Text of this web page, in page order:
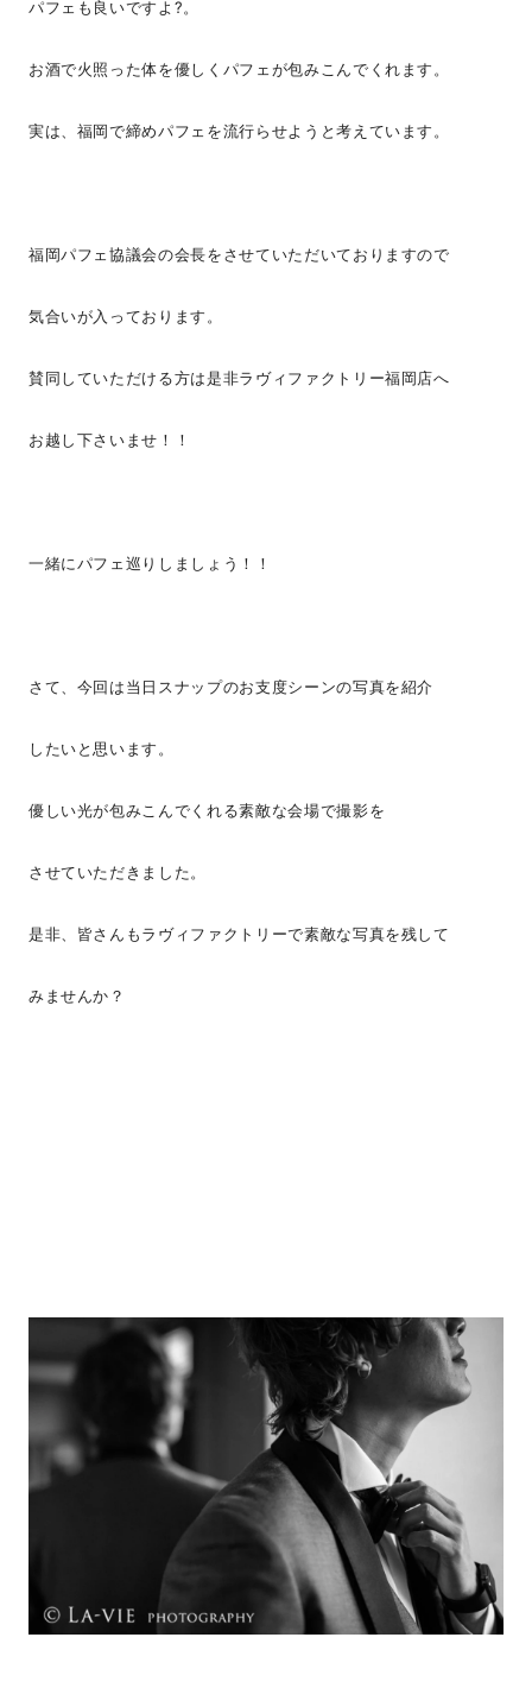
パフェも良いですよ?。
お酒で火照った体を優しくパフェが包みこんでくれます。
実は、福岡で締めパフェを流行らせようと考えています。
福岡パフェ協議会の会長をさせていただいておりますので
気合いが入っております。
賛同していただける方は是非ラヴィファクトリー福岡店へ
お越し下さいませ！！
一緒にパフェ巡りしましょう！！
さて、今回は当日スナップのお支度シーンの写真を紹介
したいと思います。
優しい光が包みこんでくれる素敵な会場で撮影を
させていただきました。
是非、皆さんもラヴィファクトリーで素敵な写真を残して
みませんか？